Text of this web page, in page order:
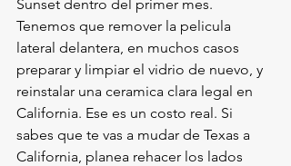
Sunset dentro del primer mes.
Tenemos que remover la pelicula
lateral delantera, en muchos casos
preparar y limpiar el vidrio de nuevo, y
reinstalar una ceramica clara legal en
California. Ese es un costo real. Si
sabes que te vas a mudar de Texas a
California, planea rehacer los lados